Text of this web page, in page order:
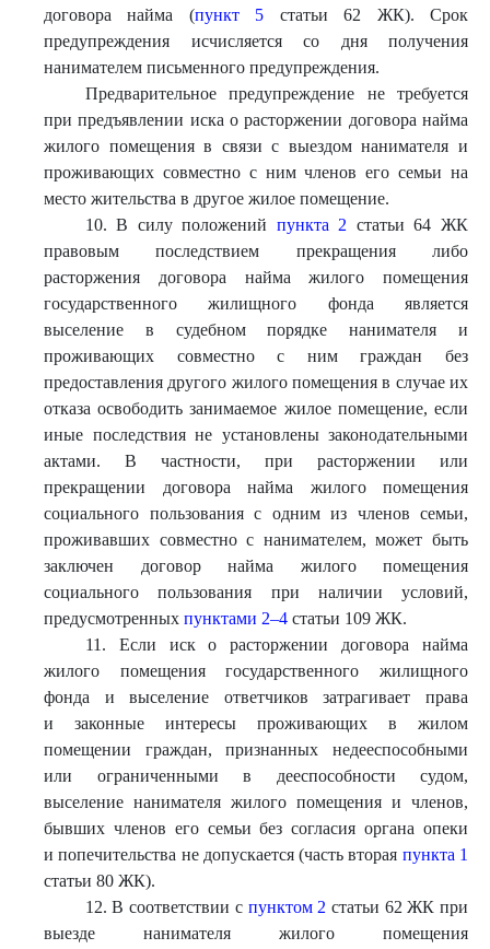
договора найма (пункт 5 статьи 62 ЖК). Срок
предупреждения исчисляется со дня получения
нанимателем письменного предупреждения.
Предварительное предупреждение не требуется
при предъявлении иска о расторжении договора найма
жилого помещения в связи с выездом нанимателя и
проживающих совместно с ним членов его семьи на
место жительства в другое жилое помещение.
10. В силу положений пункта 2 статьи 64 ЖК
правовым последствием прекращения либо
расторжения договора найма жилого помещения
государственного жилищного фонда является
выселение в судебном порядке нанимателя и
проживающих совместно с ним граждан без
предоставления другого жилого помещения в случае их
отказа освободить занимаемое жилое помещение, если
иные последствия не установлены законодательными
актами. В частности, при расторжении или
прекращении договора найма жилого помещения
социального пользования с одним из членов семьи,
проживавших совместно с нанимателем, может быть
заключен договор найма жилого помещения
социального пользования при наличии условий,
предусмотренных пунктами 2–4 статьи 109 ЖК.
11. Если иск о расторжении договора найма
жилого помещения государственного жилищного
фонда и выселение ответчиков затрагивает права
и законные интересы проживающих в жилом
помещении граждан, признанных недееспособными
или ограниченными в дееспособности судом,
выселение нанимателя жилого помещения и членов,
бывших членов его семьи без согласия органа опеки
и попечительства не допускается (часть вторая пункта 1
статьи 80 ЖК).
12. В соответствии с пунктом 2 статьи 62 ЖК при
выезде нанимателя жилого помещения